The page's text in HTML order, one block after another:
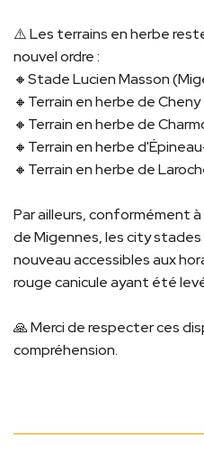
⚠️ Les terrains en herbe
nouvel ordre :
🔸Stade Lucien Masson
🔸Terrain en herbe de Cheny
🔸Terrain en herbe de
🔸Terrain en herbe
🔸Terrain en herbe de
Par ailleurs, conformément
de Migennes, les city
nouveau accessibles aux
rouge canicule ayant été
🙏 Merci de respecter ces
compréhension.